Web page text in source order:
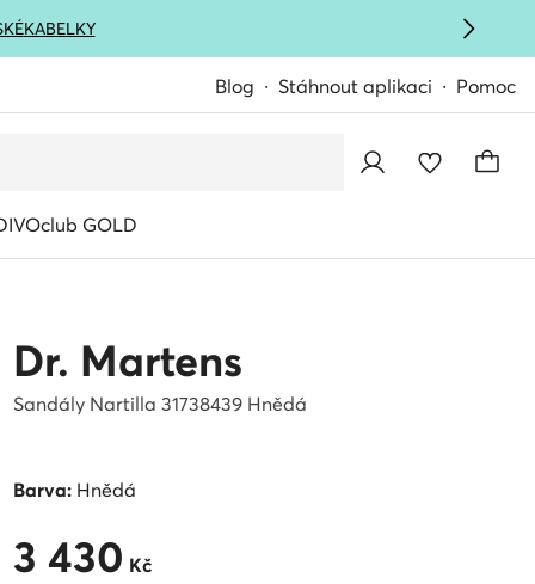
KABELKY
Blog Stáhnout aplikaci Pomoc
GOLD
Dr. Martens
Sandály Nartilla 31738439 Hnědá
Barva:Hnědá
3 430 Kč
3 430 Kč